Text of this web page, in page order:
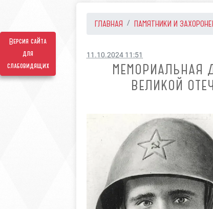
Версия сайта
для
слабовидящих
ГЛАВНАЯ ПАМЯТНИКИ И
11.10.2024 11:51
МЕМОРИАЛЬНАЯ
ВЕЛИКОЙ